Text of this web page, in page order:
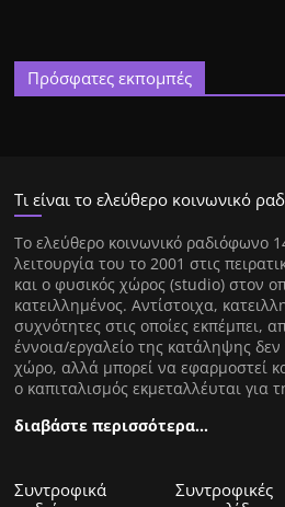
Πρόσφατες εκπομπές
Τι είναι το ελεύθερο κοινωνικό
Tο ελεύθερο κοινωνικό ραδιόφωνο
λειτουργία του το 2001 στις
και ο φυσικός χώρος (studio) στον
κατειλλημένος. Αντίστοιχα,
συχνότητες στις οποίες εκπέμπει,
έννοια/εργαλείο της κατάληψης δεν
χώρο, αλλά μπορεί να εφαρμοστεί
ο καπιταλισμός εκμεταλλέυται για
διαβάστε περισσότερα…
Συντροφικά
Συντροφικές